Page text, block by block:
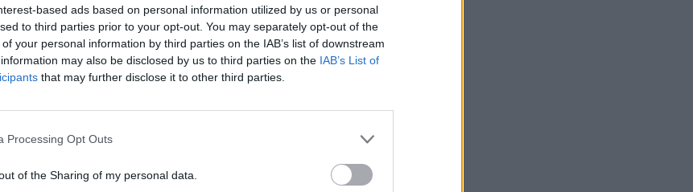
based ads based on personal information utilized by us or personal
to third parties prior to your opt-out. You may separately opt-out of the
your personal information by third parties on the IAB’s list of downstream
may also be disclosed by us to third parties on the IAB’s List of
that may further disclose it to other third parties.
Processing Opt Outs
of the Sharing of my personal data.